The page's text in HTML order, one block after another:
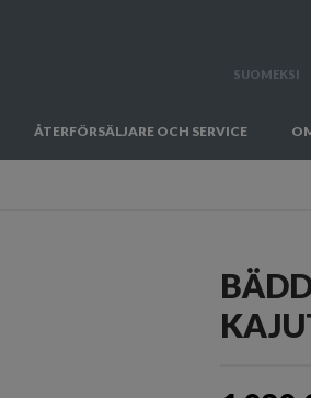
SUOMEKSI
ÅTERFÖRSÄLJARE OCH SERVICE